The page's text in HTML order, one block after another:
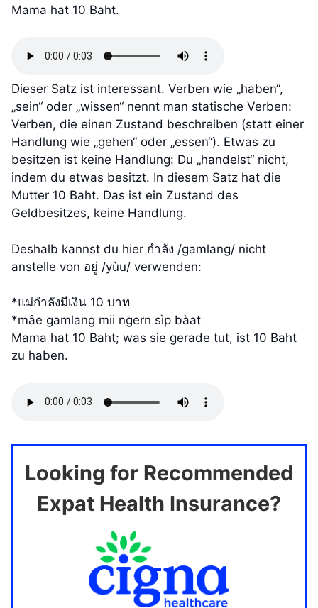
Mama hat 10 Baht.
Dieser Satz ist interessant. Verben wie „haben“,
„sein“ oder „wissen“ nennt man statische Verben:
Verben, die einen Zustand beschreiben (statt einer
Handlung wie „gehen“ oder „essen“). Etwas zu
besitzen ist keine Handlung: Du „handelst“ nicht,
indem du etwas besitzt. In diesem Satz hat die
Mutter 10 Baht. Das ist ein Zustand des
Geldbesitzes, keine Handlung.
Deshalb kannst du hier กำลัง /gamlang/ nicht
anstelle von อยู่ /yùu/ verwenden:
*แม่กำลังมีเงิน 10 บาท
*mâe gamlang mii ngern sìp bàat
Mama hat 10 Baht; was sie gerade tut, ist 10 Baht
zu haben.
Looking for Recommended
Expat Health Insurance?